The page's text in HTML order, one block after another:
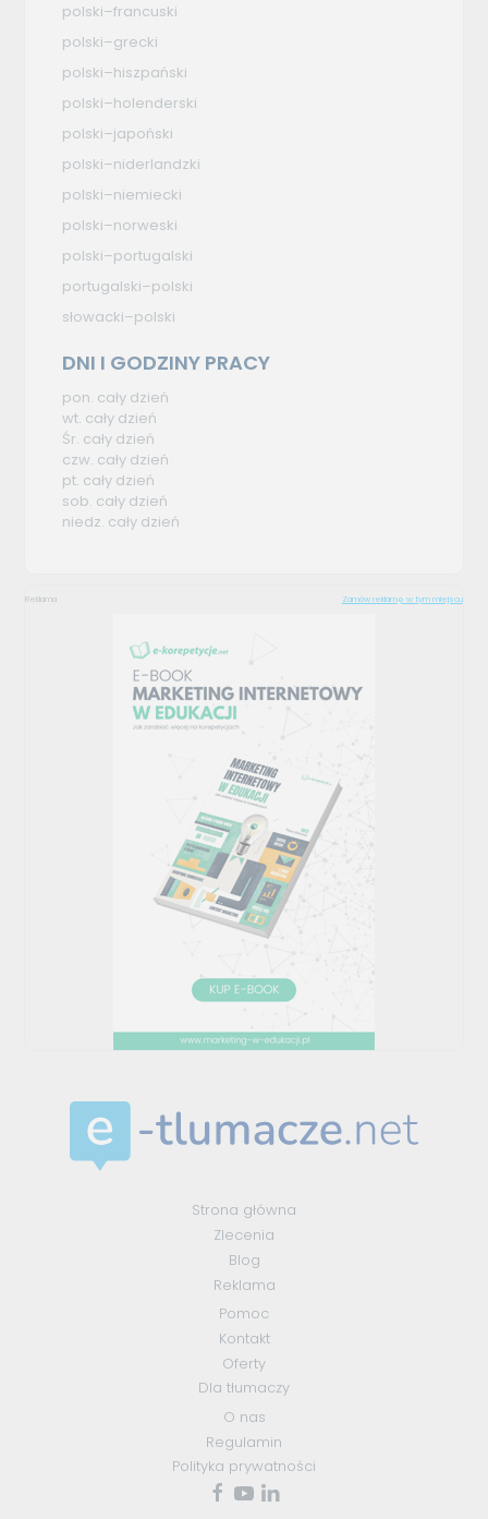
polski–francuski
polski–grecki
polski–hiszpański
polski–holenderski
polski–japoński
polski–niderlandzki
polski–niemiecki
polski–norweski
polski–portugalski
portugalski–polski
słowacki–polski
DNI I GODZINY PRACY
pon. cały dzień
wt. cały dzień
Śr. cały dzień
czw. cały dzień
pt. cały dzień
sob. cały dzień
niedz. cały dzień
Reklama Zamów reklamę w tym miejscu
Strona główna
Zlecenia
Blog
Reklama
Pomoc
Kontakt
Oferty
Dla tłumaczy
O nas
Regulamin
Polityka prywatności